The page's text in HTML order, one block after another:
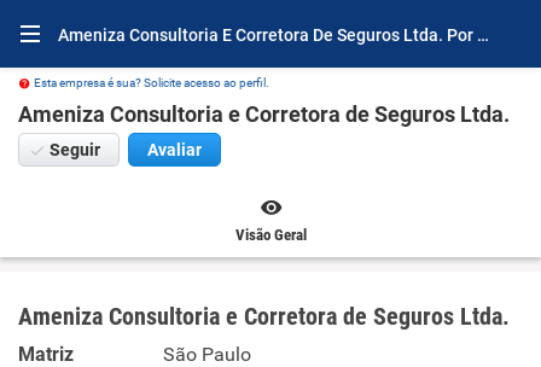
Ameniza Consultoria E Corretora De Seguros Ltda. Por Dentro
Esta empresa é sua? Solicite acesso ao perfil.
Ameniza Consultoria e Corretora de Seguros Ltda.
Seguir Avaliar
Visão Geral
Ameniza Consultoria e Corretora de Seguros Ltda.
Matriz
São Paulo